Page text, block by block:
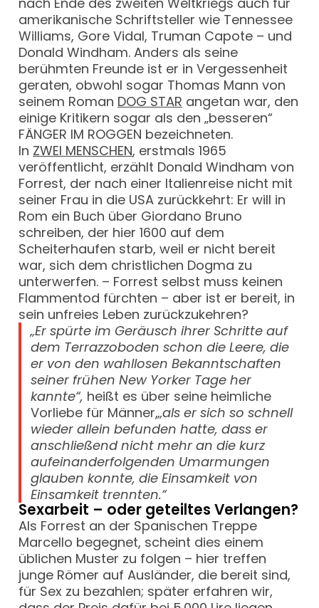
amerikanische Schriftsteller wie Tennessee
Williams, Gore Vidal, Truman Capote – und
Donald Windham. Anders als seine
berühmten Freunde ist er in Vergessenheit
geraten, obwohl sogar Thomas Mann von
seinem Roman DOG STAR angetan war, den
einige Kritikern sogar als den „besseren“
FÄNGER IM ROGGEN bezeichneten.
In ZWEI MENSCHEN, erstmals 1965
veröffentlicht, erzählt Donald Windham von
Forrest, der nach einer Italienreise nicht mit
seiner Frau in die USA zurückkehrt: Er will in
Rom ein Buch über Giordano Bruno
schreiben, der hier 1600 auf dem
Scheiterhaufen starb, weil er nicht bereit
war, sich dem christlichen Dogma zu
unterwerfen. – Forrest selbst muss keinen
Flammentod fürchten – aber ist er bereit, in
sein unfreies Leben zurückzukehren?
„Er spürte im Geräusch ihrer Schritte auf
dem Terrazzoboden schon die Leere, die
er von den wahllosen Bekanntschaften
seiner frühen New Yorker Tage her
kannte“, heißt es über seine heimliche
Vorliebe für Männer,„als er sich so schnell
wieder allein befunden hatte, dass er
anschließend nicht mehr an die kurz
aufeinanderfolgenden Umarmungen
glauben konnte, die Einsamkeit von
Einsamkeit trennten.“
Sexarbeit – oder geteiltes Verlangen?
Als Forrest an der Spanischen Treppe
Marcello begegnet, scheint dies einem
üblichen Muster zu folgen – hier treffen
junge Römer auf Ausländer, die bereit sind,
für Sex zu bezahlen; später erfahren wir,